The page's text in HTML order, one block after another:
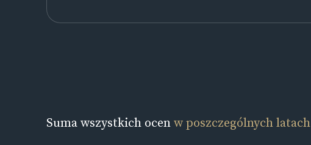
Suma wszystkich ocenw poszczególnych latach